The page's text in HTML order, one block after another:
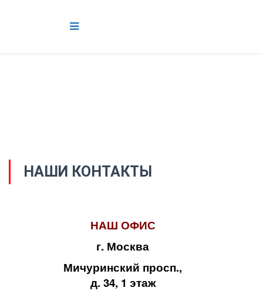
НАШИ КОНТАКТЫ
НАШ ОФИС
г. Москва
Мичуринский просп.,
д. 34, 1 этаж